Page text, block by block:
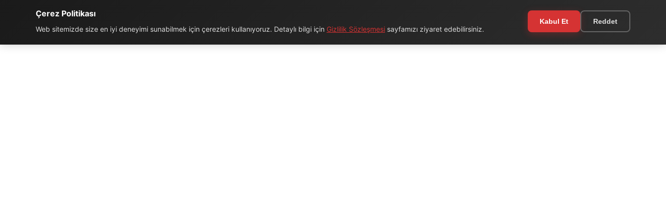
Çerez Politikası
Web sitemizde size en iyi deneyimi sunabilmek için çerezleri kullanıyoruz. Detaylı bilgi için Gizlilik Sözleşmesi sayfamızı ziyaret edebilirsiniz.
Kabul Et Reddet